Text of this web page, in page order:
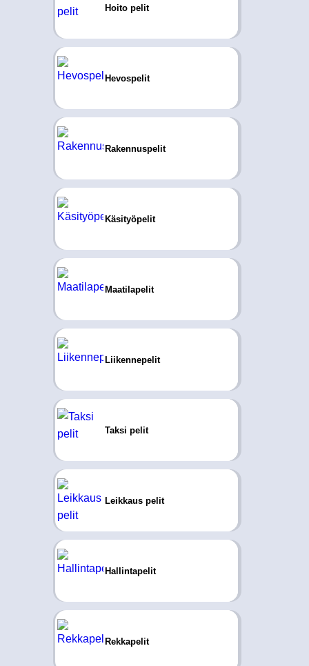
Hoito pelit
Hevospelit
Rakennuspelit
Käsityöpelit
Maatilapelit
Liikennepelit
Taksi pelit
Leikkaus pelit
Hallintapelit
Rekkapelit